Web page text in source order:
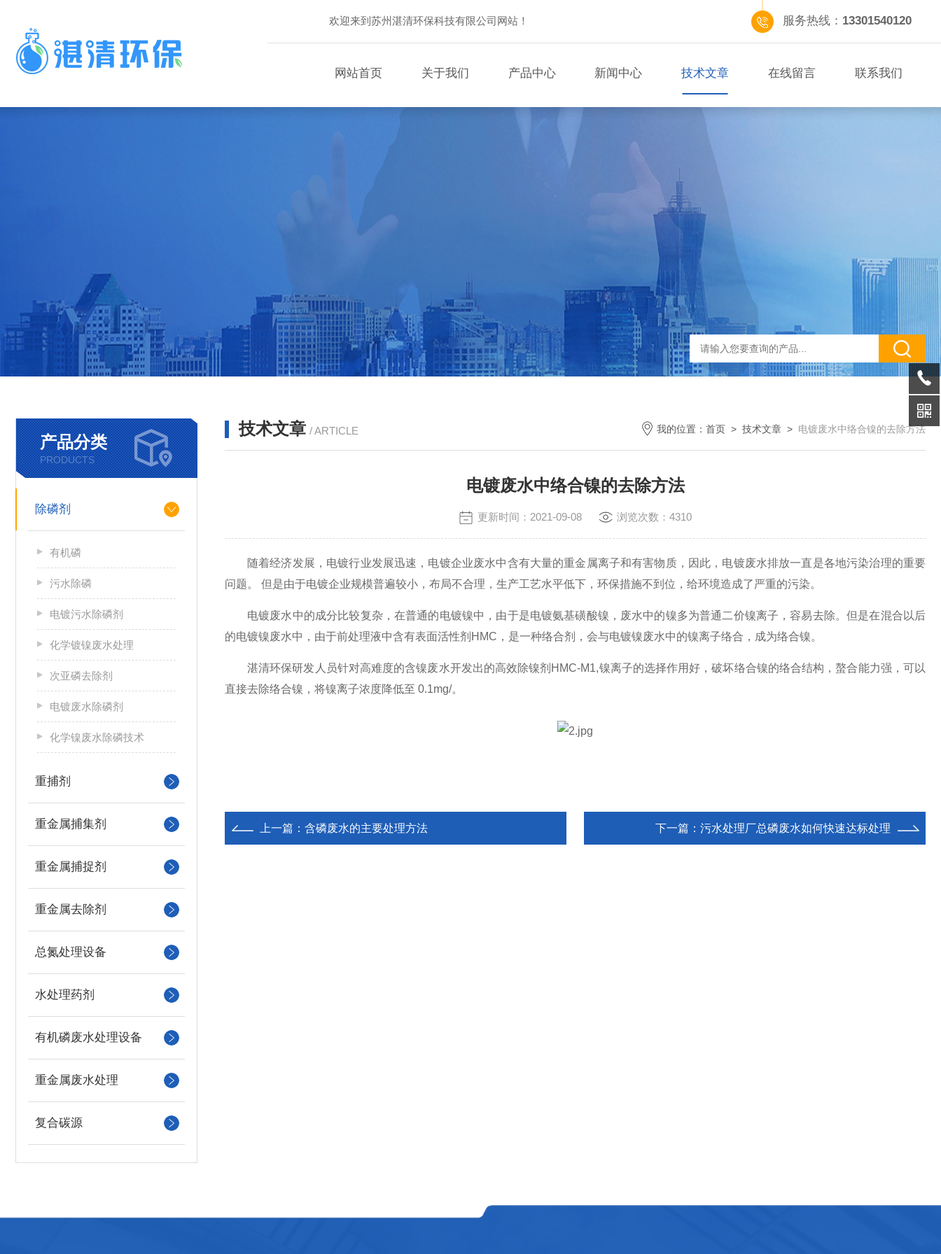
欢迎来到苏州湛清环保科技有限公司网站！ 服务热线： 13301540120
网站首页 关于我们 产品中心 新闻中心 技术文章 在线留言 联系我们
产品分类
PRODUCTS
除磷剂
有机磷
污水除磷
电镀污水除磷剂
化学镀镍废水处理
次亚磷去除剂
电镀废水除磷剂
化学镍废水除磷技术
重捕剂
重金属捕集剂
重金属捕捉剂
重金属去除剂
总氮处理设备
水处理药剂
有机磷废水处理设备
重金属废水处理
复合碳源
技术文章 / ARTICLE 我的位置： 首页 > 技术文章 > 电镀废水中络合镍的去除方法
电镀废水中络合镍的去除方法
更新时间：2021-09-08 浏览次数：4310
随着经济发展，电镀行业发展迅速，电镀企业废水中含有大量的重金属离子和有害物质，因此，电镀废水排放一直是各地污染治理的重要
问题。 但是由于电镀企业规模普遍较小，布局不合理，生产工艺水平低下，环保措施不到位，给环境造成了严重的污染。
电镀废水中的成分比较复杂，在普通的电镀镍中，由于是电镀氨基磺酸镍，废水中的镍多为普通二价镍离子，容易去除。但是在混合以后
的电镀镍废水中，由于前处理液中含有表面活性剂 HMC ，是一种络合剂，会与电镀镍废水中的镍离子络合，成为络合镍。
湛清环保研发人员针对高难度的含镍废水开发出的高效除镍剂 HMC-M1,镍离子的选择作用好，破坏络合镍的络合结构，螯合能力强，可以
直接去除络合镍，将镍离子浓度降低至 0.1mg/。
上一篇： 含磷废水的主要处理方法 下一篇： 污水处理厂总磷废水如何快速达标处理